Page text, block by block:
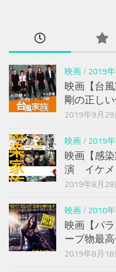
映画/ 2019
映画【台
剛の正し
2019年9月29
映画/ 2019
映画【感
演 イケメ
2019年8月28
映画/ 2010
映画【パ
ープ物最
2019年8月18